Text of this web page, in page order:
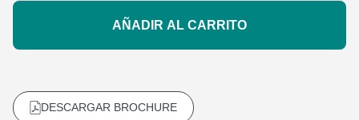
AÑADIR AL CARRITO
DESCARGAR BROCHURE